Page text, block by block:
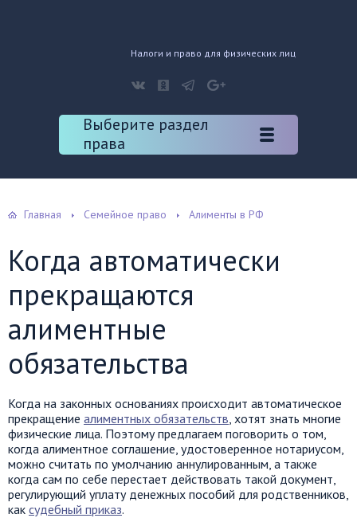
Налоги и право для физических лиц
Выберите раздел
права
Главная Семейное право Алименты в РФ
Когда автоматически
прекращаются
алиментные
обязательства
Когда на законных основаниях происходит автоматическое
прекращение алиментных обязательств, хотят знать многие
физические лица. Поэтому предлагаем поговорить о том,
когда алиментное соглашение, удостоверенное нотариусом,
можно считать по умолчанию аннулированным, а также
когда сам по себе перестает действовать такой документ,
регулирующий уплату денежных пособий для родственников,
как судебный приказ.